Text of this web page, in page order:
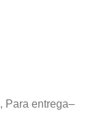
Para entrega–